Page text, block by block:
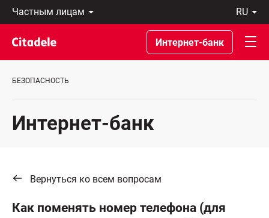
Частным
лицам
Предприятиям
Private
Banking
банке
ru
Latviski
По-
русски
In
Интернет-банк
БЕЗОПАСНОСТЬ
Интернет-банк
Вернуться ко всем вопросам
Как поменять номер телефона (для